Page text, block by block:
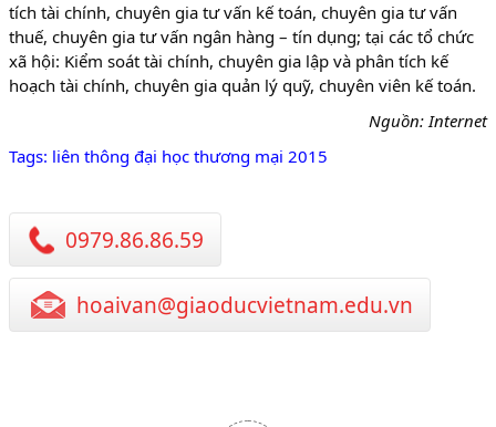
tích tài chính, chuyên gia tư vấn kế toán, chuyên gia tư vấn
thuế, chuyên gia tư vấn ngân hàng – tín dụng; tại các tổ chức
xã hội: Kiểm soát tài chính, chuyên gia lập và phân tích kế
hoạch tài chính, chuyên gia quản lý quỹ, chuyên viên kế toán.
Nguồn: Internet
Tags: liên thông đại học thương mại 2015
0979.86.86.59
hoaivan@giaoducvietnam.edu.vn